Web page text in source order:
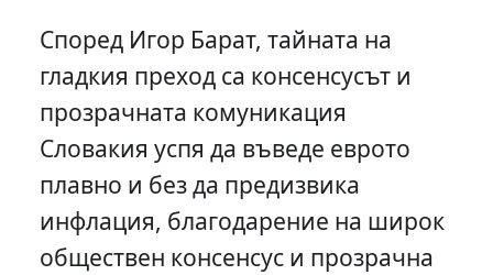
Според Игор Барат, тайната на
гладкия преход са консенсусът и
прозрачната комуникация
Словакия успя да въведе еврото
плавно и без да предизвика
инфлация, благодарение на широк
обществен консенсус и прозрачна